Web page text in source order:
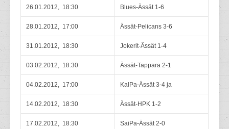
26.01.2012, 18:30 Blues-Ässät 1-6
28.01.2012, 17:00 Ässät-Pelicans 3-6
31.01.2012, 18:30 Jokerit-Ässät 1-4
03.02.2012, 18:30 Ässät-Tappara 2-1
04.02.2012, 17:00 KalPa-Ässät 3-4 ja
14.02.2012, 18:30 Ässät-HPK 1-2
17.02.2012, 18:30 SaiPa-Ässät 2-0